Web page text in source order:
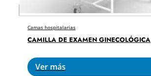
Camas hospitalarias
CAMILLA DE EXAMEN GINECOLÓGICA
Ver más